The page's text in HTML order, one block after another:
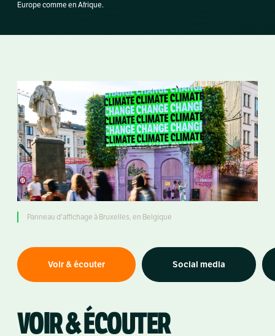
Europe comme en Afrique.
Panneau d'affichage à Bruxelles, en Belgique
Voir & écouter Social media
VOIR & ÉCOUTER